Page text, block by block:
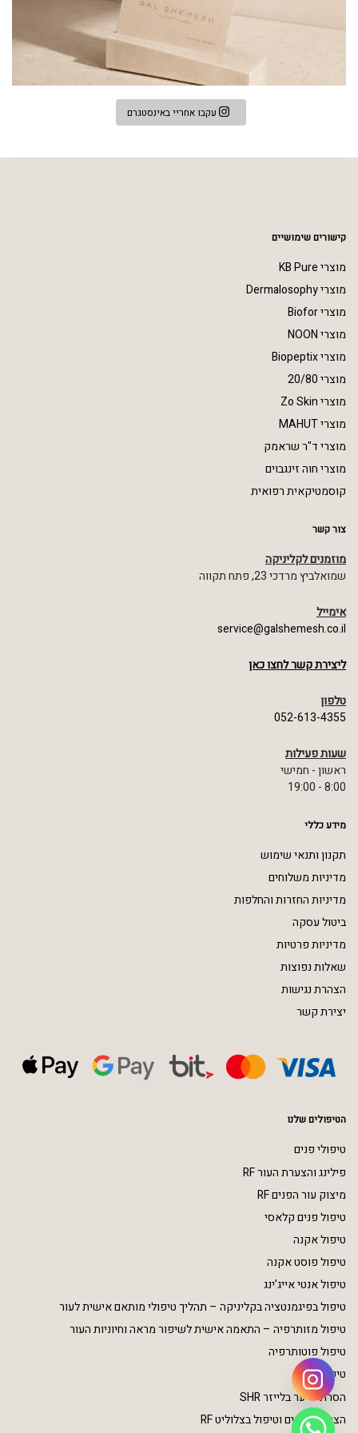
עקבו אחריי באינסטגרם
קישורים שימושיים
מוצרי KB Pure
מוצרי Dermalosophy
מוצרי Biofor
מוצרי NOON
מוצרי Biopeptix
מוצרי 20/80
מוצרי Zo Skin
מוצרי MAHUT
מוצרי ד"ר שראמק
מוצרי חוה זינגבוים
קוסמטיקאית רפואית
צור קשר
מוזמנים לקליניקה
שמואלביץ מרדכי 23, פתח תקווה
אימייל
service@galshemesh.co.il
ליצירת קשר לחצו כאן
טלפון
052-613-4355
שעות פעילות
ראשון - חמישי
8:00 - 19:00
מידע כללי
תקנון ותנאי שימוש
מדיניות משלוחים
מדיניות החזרות והחלפות
ביטול עסקה
מדיניות פרטיות
שאלות נפוצות
הצהרת נגישות
יצירת קשר
הטיפולים שלנו
טיפולי פנים
פילינג והצערת העור RF
מיצוק עור הפנים RF
טיפול פנים קלאסי
טיפול אקנה
טיפול פוסט אקנה
טיפול אנטי אייג’ינג
טיפול בפיגמנטציה בקליניקה – תהליך טיפולי מותאם אישית לעור
טיפול מזותרפיה – התאמה אישית לשיפור מראה וחיוניות העור
טיפול פוטותרפיה
טיפולי גוף
הסרת שיער בלייזר SHR
הצרת היקפים וטיפול בצלוליט RF